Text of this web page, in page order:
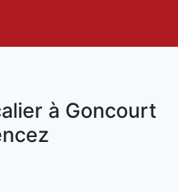
à Goncourt